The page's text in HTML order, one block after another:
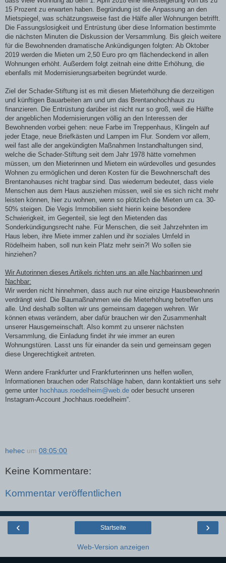
15 Prozent zu erwarten haben. Begründung ist die Anpassung an den
Mietspiegel, was schätzungsweise fast die Hälfe aller Wohnungen betrifft.
Die Fassungslosigkeit und Entrüstung über diese Information bestimmte
die nächsten Minuten die Diskussion der Versammlung. Bis gleich weitere
für die Bewohnenden dramatische Ankündigungen folgten: Ab Oktober
2019 werden die Mieten um 2,50 Euro pro qm flächendeckend in allen
Wohnungen erhöht. Außerdem folgt zeitnah eine dritte Erhöhung, die
ebenfalls mit Modernisierungsarbeiten begründet wurde.
Ziel der Schader-Stiftung ist es mit diesen Mieterhöhung die derzeitigen
und künftigen Bauarbeiten am und um das Brentanohochhaus zu
finanzieren. Die Entrüstung darüber ist nicht nur so groß, weil die Hälfte
der angeblichen Modernisierungen völlig an den Interessen der
Bewohnenden vorbei gehen: neue Farbe im Treppenhaus, Klingeln auf
jeder Etage, neue Briefkästen und Lampen im Flur. Sondern vor allem,
weil fast alle der angekündigten Maßnahmen Instandhaltungen sind,
welche die Schader-Stiftung seit dem Jahr 1978 hätte vornehmen
müssen, um den Mieterinnen und Mietern ein würdevolles und gesundes
Wohnen zu ermöglichen und deren Kosten für die Bewohnerschaft des
Brentanohauses nicht tragbar sind. Das wiederrum bedeutet, dass viele
Menschen aus dem Haus ausziehen müssen, weil sie es sich nicht mehr
leisten können, hier zu wohnen, wenn so plötzlich die Mieten um ca. 30-
50% steigen. Die Vegis Immobilien sieht hierin keine besondere
Schwierigkeit, im Gegenteil, sie legt den Mietenden das
Sonderkündigungsrecht nahe. Für Menschen, die seit Jahrzehnten im
Haus leben, ihre Miete immer zahlen und ihr soziales Umfeld in
Rödelheim haben, soll nun kein Platz mehr sein?! Wo sollen sie
hinziehen?
Wir Autorinnen dieses Artikels richten uns an alle Nachbarinnen und
Nachbar:
Wir werden nicht hinnehmen, dass auch nur eine einzige Hausbewohnerin
verdrängt wird. Die Baumaßnahmen wie die Mieterhöhung betreffen uns
alle. Und deshalb sollten wir uns gemeinsam dagegen wehren. Wir
können etwas verändern, aber dafür brauchen wir den Zusammenhalt
unserer Hausgemeinschaft. Also kommt zu unserer nächsten
Versammlung, die Einladung findet ihr wie immer an euren
Wohnungstüren. Lasst uns für einander da sein und gemeinsam gegen
diese Ungerechtigkeit antreten.
Wenn andere Frankfurter und Frankfurterinnen uns helfen wollen,
Informationen brauchen oder Ratschläge haben, dann kontaktiert uns sehr
gerne unter hochhaus.roedelheim@web.de oder besucht unseren
Instagram-Account „hochhaus.roedelheim“.
hehec um 08:05:00
Keine Kommentare:
Kommentar veröffentlichen
‹ ›
Startseite
Web-Version anzeigen